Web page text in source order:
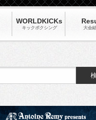
WORLDKICKs
キックポクシング 大会